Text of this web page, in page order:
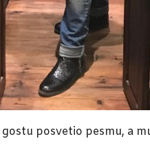
posvetio pesmu, a